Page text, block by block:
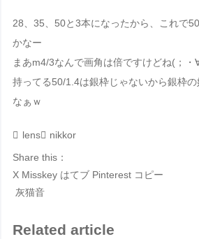
28、35、50と3本になったから、これで
かなー
まあm4/3なんで画角は倍ですけどね(；・
持ってる50/1.4は銀枠じゃないから銀枠
なぁｗ
lens
nikkor
Share this：
X Misskey はてブ Pinterest コピー
灰猫音
Related article